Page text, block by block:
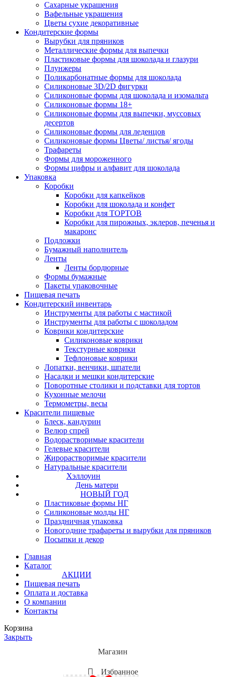
Сахарные украшения
Вафельные украшения
Цветы сухие декоративные
Кондитерские формы
Вырубки для пряников
Металлические формы для выпечки
Пластиковые формы для шоколада и глазури
Плунжеры
Поликарбонатные формы для шоколада
Силиконовые 3D/2D фигурки
Силиконовые формы для шоколада и изомальта
Силиконовые формы 18+
Силиконовые формы для выпечки, муссовых
десертов
Силиконовые формы для леденцов
Силиконовые формы Цветы/ листья/ ягоды
Трафареты
Формы для мороженного
Формы цифры и алфавит для шоколада
Упаковка
Коробки
Коробки для капкейков
Коробки для шоколада и конфет
Коробки для ТОРТОВ
Коробки для пирожных, эклеров, печенья и
макаронс
Подложки
Бумажный наполнитель
Ленты
Ленты бордюрные
Формы бумажные
Пакеты упаковочные
Пищевая печать
Кондитерский инвентарь
Инструменты для работы с мастикой
Инструменты для работы с шоколадом
Коврики кондитерские
Силиконовые коврики
Текстурные коврики
Тефлоновые коврики
Лопатки, венчики, шпатели
Насадки и мешки кондитерские
Поворотные столики и подставки для тортов
Кухонные мелочи
Термометры, весы
Красители пищевые
Блеск, кандурин
Велюр спрей
Водорастворимые красители
Гелевые красители
Жирорастворимые красители
Натуральные красители
Хэллоуин
День матери
НОВЫЙ ГОД
Пластиковые формы НГ
Силиконовые молды НГ
Праздничная упаковка
Новогодние трафареты и вырубки для пряников
Посыпки и декор
Главная
Каталог
АКЦИИ
Пищевая печать
Оплата и доставка
О компании
Контакты
Корзина
Закрыть
Магазин
Избранное